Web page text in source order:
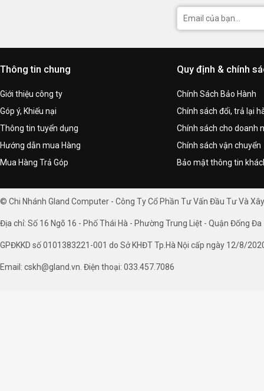
Thông tin chung
Giới thiệu công ty
Góp ý, Khiếu nại
Thông tin tuyển dụng
Hướng dẫn mua Hàng
Mua Hàng Trả Góp
Quy định & chính
Chính Sách Bảo Hành
Chính sách đổi, trả lại
Chính sách cho doanh
Chính sách vận chuyển
Bảo mật thông tin
© Chi Nhánh Gland Computer - Công Ty Cổ Phần Tư Vấn Đầu Tư Và
Địa chỉ: Số 16 Ngõ 16 - Phố Thái Hà - Phường Trung Liệt - Quận Đống Đa
GPĐKKD số 0101383221-001 do Sở KHĐT Tp.Hà Nội cấp ngày 12/8/
Email: cskh@gland.vn. Điện thoại: 033.457.7086